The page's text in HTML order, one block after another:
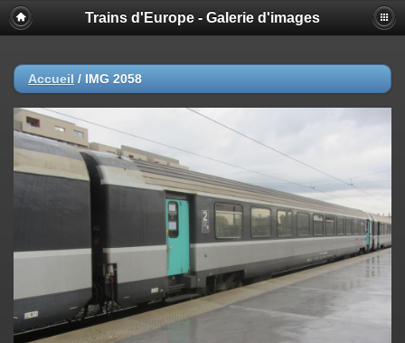
Trains d'Europe - Galerie d'images
Accueil / IMG 2058